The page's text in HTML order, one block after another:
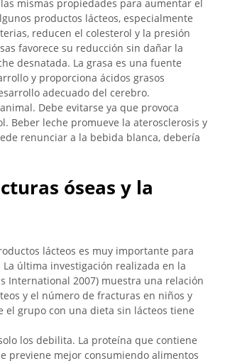
mismas propiedades para aumentar el
productos lácteos, especialmente
reducen el colesterol y la presión
favorece su reducción sin dañar la
desnatada. La grasa es una fuente
y proporciona ácidos grasos
adecuado del cerebro.
Debe evitarse ya que provoca
Beber leche promueve la aterosclerosis y
renunciar a la bebida blanca, debería
óseas y la
lácteos es muy importante para
última investigación realizada en la
International 2007) muestra una relación
y el número de fracturas en niños y
el grupo con una dieta sin lácteos tiene
los debilita. La proteína que contiene
previene mejor consumiendo alimentos